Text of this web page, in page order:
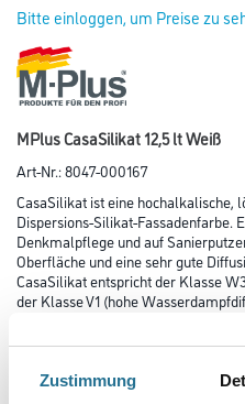
Zustimmung
Bitte einloggen, um Preise zu
MPlus CasaSilikat 12,5 lt Weiß
Art-Nr.:8047-000167
CasaSilikat ist eine
Dispersions-Silikat-Fassadenfarbe.
Denkmalpflege und auf
Oberfläche und eine sehr gute
CasaSilikat entspricht der Klasse
der Klasse V1 (hohe
Farbtonbezeichnung